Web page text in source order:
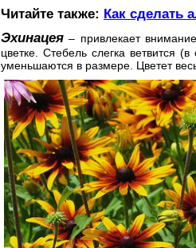
Читайте также: Как сделать
Эхинацея – привлекает
цветке. Стебель слегка ветвится
уменьшаются в размере. Цветет